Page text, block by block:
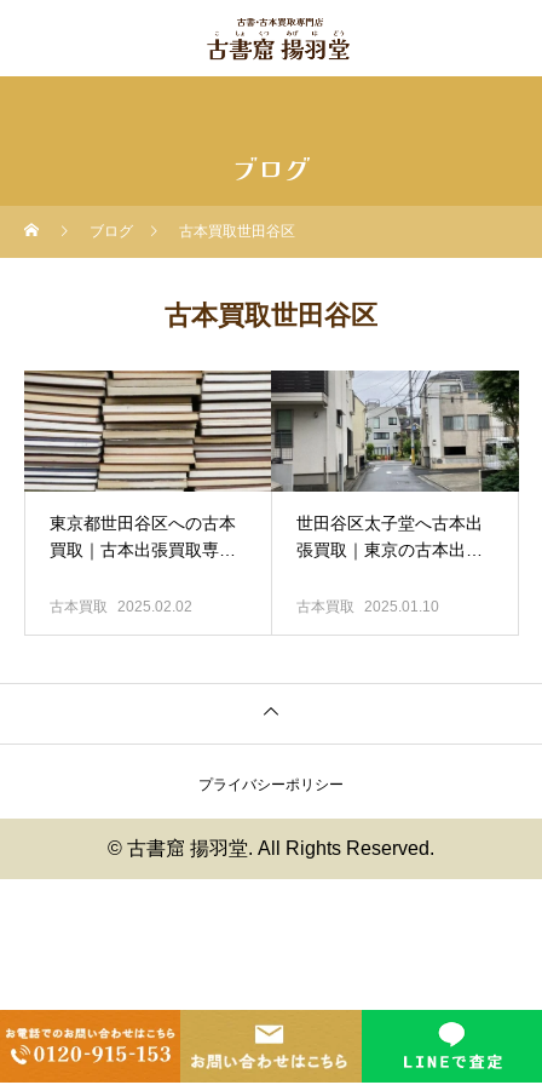
ブログ
ブログ 古本買取世田谷区
古本買取世田谷区
東京都世田谷区への古本
買取｜古本出張買取専門
古本買取 2025.02.02
世田谷区太子堂へ古本出
張買取｜東京の古本出張
堂
古本買取 2025.01.10
プライバシーポリシー
© 古書窟 揚羽堂. All Rights Reserved.